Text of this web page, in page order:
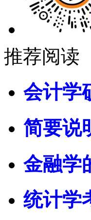
推荐阅读
会计学
简要说
金融学
统计学